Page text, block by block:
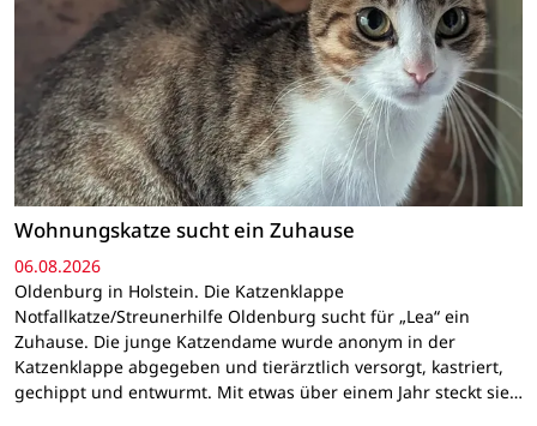
Wohnungskatze sucht ein Zuhause
06.08.2026
Oldenburg in Holstein. Die Katzenklappe
Notfallkatze/Streunerhilfe Oldenburg sucht für „Lea“ ein
Zuhause. Die junge Katzendame wurde anonym in der
Katzenklappe abgegeben und tierärztlich versorgt, kastriert,
gechippt und entwurmt. Mit etwas über einem Jahr steckt sie…